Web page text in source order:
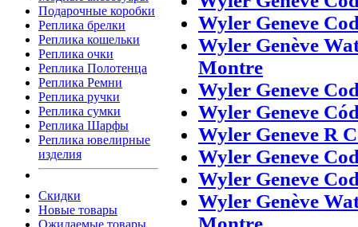
Подарочные коробки
Реплика брелки
Реплика кошельки
Реплика очки
Реплика Полотенца
Реплика Ремни
Реплика ручки
Реплика сумки
Реплика Шарфы
Реплика ювелирные
изделия
Скидки
Новые товары
Wyler Geneve
Wyler Genève
Montre
Wyler Geneve
Wyler Geneve
Wyler Geneve R
Wyler Geneve
Wyler Geneve
Wyler Genève